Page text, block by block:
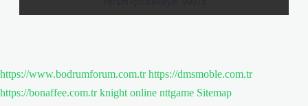
https://www.bodrumforum.com.tr https://dmsmoble.com.tr
https://bonaffee.com.tr knight online nttgame Sitemap